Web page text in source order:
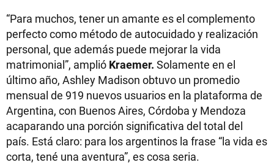
“Para muchos, tener un amante es el complemento
perfecto como método de autocuidado y realización
personal, que además puede mejorar la vida
matrimonial”, amplió Kraemer. Solamente en el
último año, Ashley Madison obtuvo un promedio
mensual de 919 nuevos usuarios en la plataforma de
Argentina, con Buenos Aires, Córdoba y Mendoza
acaparando una porción significativa del total del
país. Está claro: para los argentinos la frase “la vida es
corta, tené una aventura”, es cosa seria.